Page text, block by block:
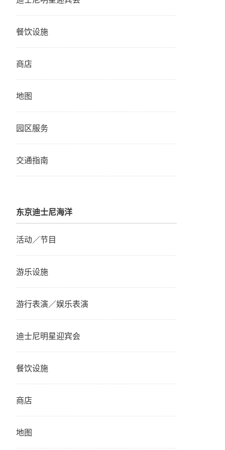
餐饮设施
商店
地图
园区服务
交通指南
东京迪士尼海洋
活动／节目
游乐设施
游行表演／娱乐表演
迪士尼明星迎宾会
餐饮设施
商店
地图